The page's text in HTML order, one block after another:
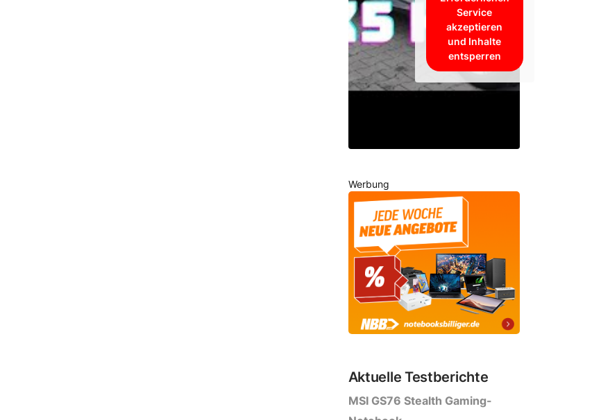
Service
akzeptieren
und Inhalte
entsperren
Werbung
Aktuelle Testberichte
MSI GS76 Stealth Gaming-